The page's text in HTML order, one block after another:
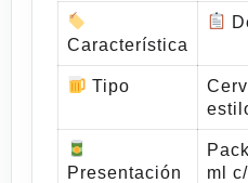
Característica
Tipo
Presentación
ml